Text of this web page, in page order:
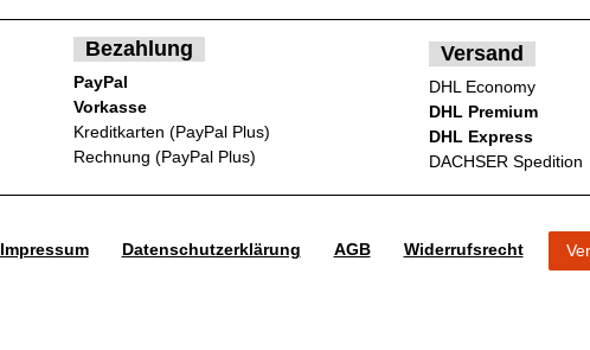
Bezahlung
PayPal
Vorkasse
Kreditkarten (PayPal Plus)
Rechnung (PayPal Plus)
Versand
DHL Economy
DHL Premium
DHL Express
DACHSER Spedition
Impressum Daten­schutz­erklärung AGB Widerrufs­recht